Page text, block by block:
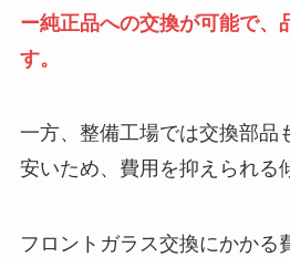
ー純正品への交換が可能で、
す。
一方、整備工場では交換部品
安いため、費用を抑えられる
フロントガラス交換にかかる